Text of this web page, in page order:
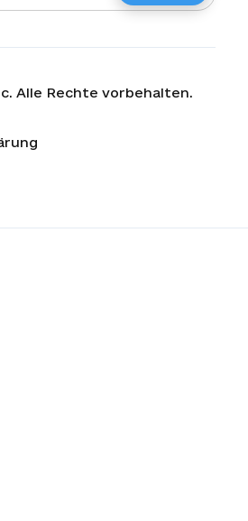
Alle Rechte vorbehalten.